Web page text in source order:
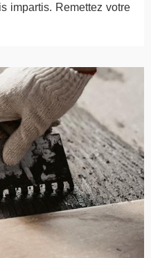
impartis. Remettez votre